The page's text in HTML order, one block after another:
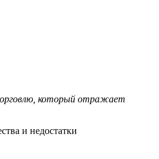
который отражает